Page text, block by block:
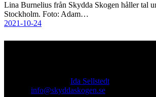
Lina Burnelius från Skydda Skogen håller tal
Stockholm. Foto: Adam…
2021-10-24
Ida Sellstedt
info@skyddaskogen.se